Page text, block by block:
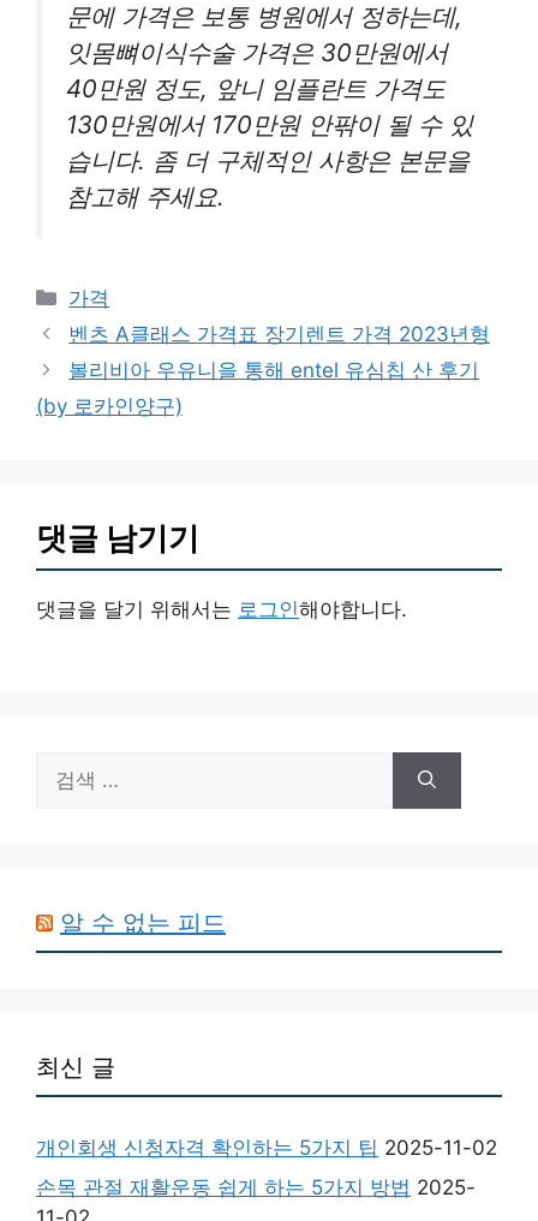
문에 가격은 보통 병원에서 정하는데,
잇몸뼈이식수술 가격은 30만원에서
40만원 정도, 앞니 임플란트 가격도
130만원에서 170만원 안팎이 될 수 있
습니다. 좀 더 구체적인 사항은 본문을
참고해 주세요.
카
테
리
가격
벤츠 A클래스 가격표 장기렌트 가격 2023년형
볼리비아 우유니을 통해 entel 유심칩 산 후기
(by 로카인양구)
댓글 남기기
댓글을 달기 위해서는 로그인해야합니다.
색:
알 수 없는 피드
최신 글
개인회생 신청자격 확인하는 5가지 팁 2025-11-02
손목 관절 재활운동 쉽게 하는 5가지 방법 2025-